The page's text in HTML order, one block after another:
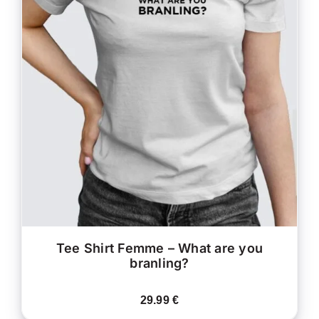
CHOIX DES OPTIONS
PRODUIT
PLUSIEURS
VARIATIONS.
LES
OPTIONS
PEUVENT
CHOISIES
LA
PAGE
DU
DÉTAILS
Tee Shirt Femme – What are you
branling?
29.99€